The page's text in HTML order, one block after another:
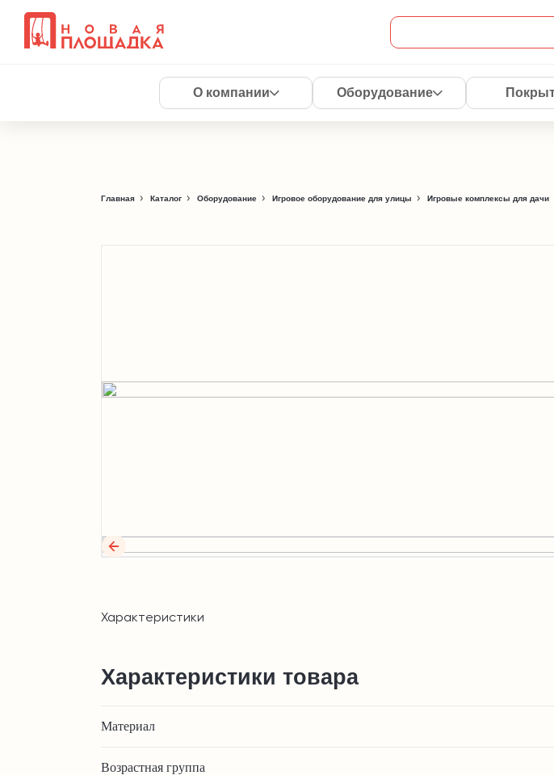
О компании Оборудование
Главная Каталог Оборудование Игровое оборудование для улицы Игровые комплексы для дачи
Характеристики
Характеристики товара
Материал
Возрастная группа